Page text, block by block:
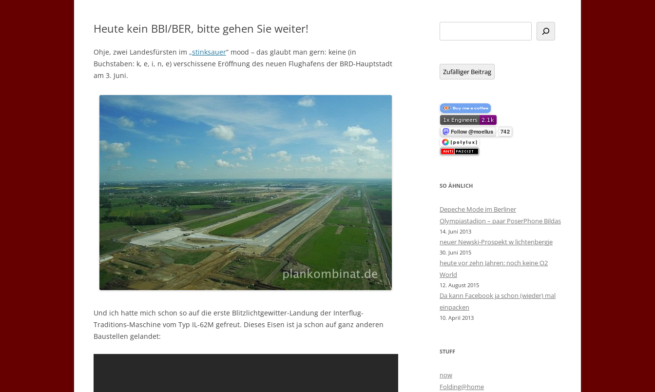
Heute kein BBI/BER, bitte gehen Sie weiter!
Ohje, zwei Landesfürsten im „stinksauer“ mood – das glaubt man gern: keine (in
Buchstaben: k, e, i, n, e) verschissene Eröffnung des neuen Flughafens der BRD-Hauptstadt
am 3. Juni.
Und ich hatte mich schon so auf die erste Blitzlichtgewitter-Landung der Interflug-
Traditions-Maschine vom Typ IL-62M gefreut. Dieses Eisen ist ja schon auf ganz anderen
Baustellen gelandet:
Zufälliger Beitrag
SO ÄHNLICH
Depeche Mode im Berliner
Olympiastadion – paar PoserPhone Bildas
14. Juni 2013
neuer Newski-Prospekt w lichtenbergje
30. Juni 2015
heute vor zehn Jahren: noch keine O2
World
12. August 2015
Da kann Facebook ja schon (wieder) mal
einpacken
10. April 2013
STUFF
now
Folding@home